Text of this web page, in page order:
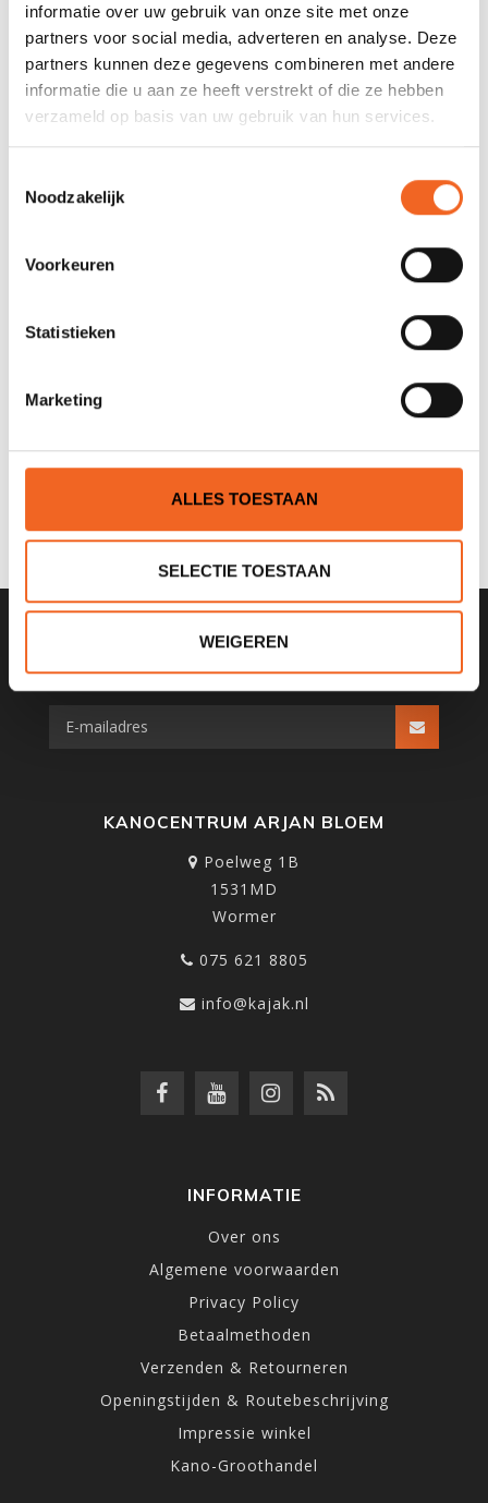
informatie over uw gebruik van onze site met onze
partners voor social media, adverteren en analyse. Deze
partners kunnen deze gegevens combineren met andere
informatie die u aan ze heeft verstrekt of die ze hebben
verzameld op basis van uw gebruik van hun services.
Noodzakelijk
Voorkeuren
Statistieken
Marketing
ALLES TOESTAAN
SELECTIE TOESTAAN
WEIGEREN
0 sterren op basis van 0 beoordelingen
JE BEOORDELING TOEVOEGEN
GERELATEERDE PRODUCTEN
NIEUWSBRIEF
KANOCENTRUM ARJAN BLOEM
Poelweg 1B
1531MD
Wormer
075 621 8805
info@kajak.nl
INFORMATIE
Over ons
Algemene voorwaarden
Privacy Policy
Betaalmethoden
Verzenden & Retourneren
Openingstijden & Routebeschrijving
Impressie winkel
Kano-Groothandel